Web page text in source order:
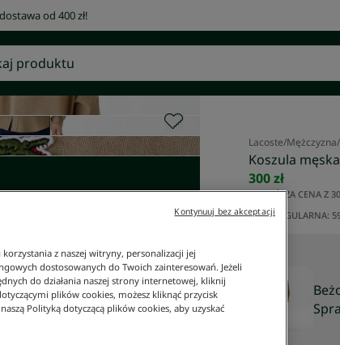
od 400 zł!
Lacoste/Mężczyzna/
Koszula męska
300 zł
NAJNIŻSZA CENA Z
CENA REGULARNA:
z naszej witryny, personalizacji jej
dostosowanych do Twoich zainteresowań. Jeżeli
do działania naszej strony internetowej, kliknij
plików cookies, możesz kliknąć przycisk
Polityką dotyczącą plików cookies, aby uzyskać
Kontynuuj bez akceptacji